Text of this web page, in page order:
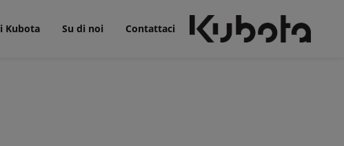
Kubota Su di noi Contattaci